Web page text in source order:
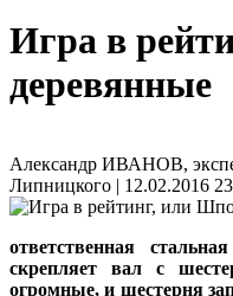
Игра в
деревянные
Александр ИВАНОВ,
Липницкого | 12.02.2016
ответственная
скрепляет вал с
огромные, и шестерня